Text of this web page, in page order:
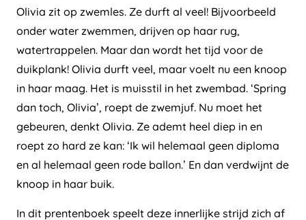
Olivia zit op zwemles. Ze durft al veel! Bijvoorbeeld
onder water zwemmen, drijven op haar rug,
watertrappelen. Maar dan wordt het tijd voor de
duikplank! Olivia durft veel, maar voelt nu een knoop
in haar maag. Het is muisstil in het zwembad. ‘Spring
dan toch, Olivia’, roept de zwemjuf. Nu moet het
gebeuren, denkt Olivia. Ze ademt heel diep in en
roept zo hard ze kan: ‘Ik wil helemaal geen diploma
en al helemaal geen rode ballon.’ En dan verdwijnt de
knoop in haar buik.
In dit prentenboek speelt deze innerlijke strijd zich af